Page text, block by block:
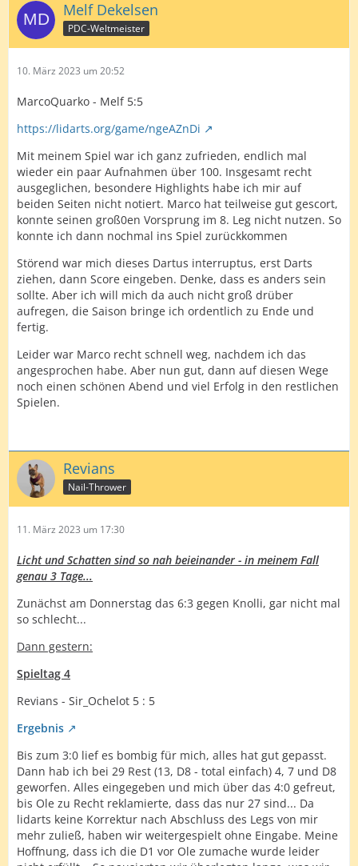
Melf Dekelsen
PDC-Weltmeister
10. März 2023 um 20:52
MarcoQuarko - Melf 5:5
https://lidarts.org/game/ngeAZnDi
Mit meinem Spiel war ich ganz zufrieden, endlich mal
wieder ein paar Aufnahmen über 100. Insgesamt recht
ausgeglichen, besondere Highlights habe ich mir auf
beiden Seiten nicht notiert. Marco hat teilweise gut gescort,
konnte seinen groß0en Vorsprung im 8. Leg nicht nutzen. So
konnte ich dann nochmal ins Spiel zurückkommen
Störend war mich dieses Dartus interruptus, erst Darts
ziehen, dann Score eingeben. Denke, dass es anders sein
sollte. Aber ich will mich da auch nicht groß drüber
aufregen, die Saison bringe ich ordentlich zu Ende und
fertig.
Leider war Marco recht schnell weg, nachdem ich das
angesprochen habe. Aber nun gut, dann auf diesen Wege
noch einen schönen Abend und viel Erfolg in den restlichen
Spielen.
Revians
Nail-Thrower
11. März 2023 um 17:30
Licht und Schatten sind so nah beieinander - in meinem Fall
genau 3 Tage...
Zunächst am Donnerstag das 6:3 gegen Knolli, gar nicht mal
so schlecht...
Dann gestern:
Spieltag 4
Revians - Sir_Ochelot 5 : 5
Ergebnis
Bis zum 3:0 lief es bombig für mich, alles hat gut gepasst.
Dann hab ich bei 29 Rest (13, D8 - total einfach) 4, 7 und D8
geworfen. Alles eingegeben und mich über das 4:0 gefreut,
bis Ole zu Recht reklamierte, dass das nur 27 sind... Da
lidarts keine Korrektur nach Abschluss des Legs von mir
mehr zuließ, haben wir weitergespielt ohne Eingabe. Meine
Hoffnung, dass ich die D1 vor Ole zumache wurde leider